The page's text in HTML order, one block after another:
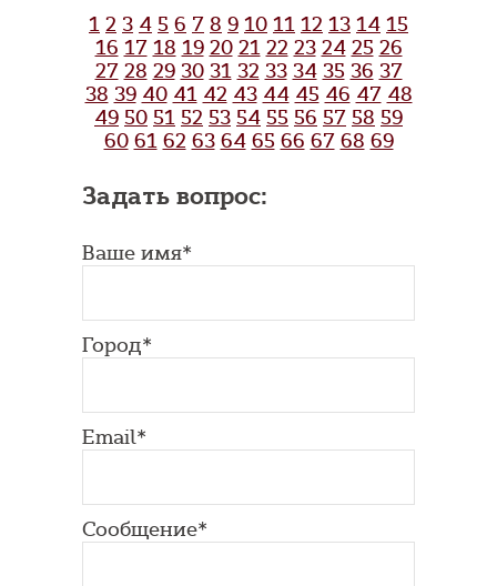
1 2 3 4 5 6 7 8 9 10 11 12 13 14 15
16 17 18 19 20 21 22 23 24 25 26
27 28 29 30 31 32 33 34 35 36 37
38 39 40 41 42 43 44 45 46 47 48
49 50 51 52 53 54 55 56 57 58 59
60 61 62 63 64 65 66 67 68 69
Задать вопрос:
Ваше имя*
Город*
Email*
Сообщение*